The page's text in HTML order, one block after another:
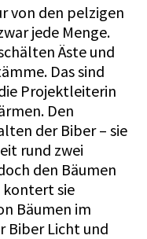
von den pelzigen
jede Menge.
Äste und
Das sind
Projektleiterin
Den
der Biber – sie
rund zwei
den Bäumen
kontert sie
Bäumen im
Biber Licht und